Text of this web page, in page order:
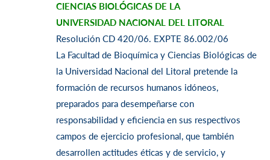
CIENCIAS BIOLÓGICAS DE LA
UNIVERSIDAD NACIONAL DEL LITORAL
Resolución CD 420/06. EXPTE 86.002/06
La Facultad de Bioquímica y Ciencias Biológicas de
la Universidad Nacional del Litoral pretende la
formación de recursos humanos idóneos,
preparados para desempeñarse con
responsabilidad y eficiencia en sus respectivos
campos de ejercicio profesional, que también
desarrollen actitudes éticas y de servicio, y